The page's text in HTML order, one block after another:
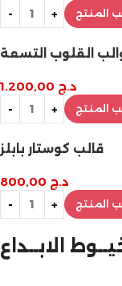
المنتج
القلوب التسعة
د.ج
المنتج
قالب كوستار بابلز
د.ج
المنتج
الابــداع